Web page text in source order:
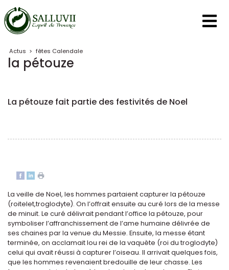
Panneau de gestion des cookies
Actus > fêtes Calendale
la pétouze
La pétouze fait partie des festivités de Noel
La veille de Noel, les hommes partaient capturer la pétouze
(roitelet,troglodyte). On l’offrait ensuite au curé lors de la messe
de minuit. Le curé délivrait pendant l’office la pétouze, pour
symboliser l’affranchissement de l’ame humaine délivrée de
ses chaines par la venue du Messie. Ensuite, la messe étant
terminée, on acclamait lou rei de la vaquète (roi du troglodyte)
celui qui avait réussi à capturer l’oiseau. Il arrivait quelques fois,
que les hommes revenaient bredouille de leur chasse. Les